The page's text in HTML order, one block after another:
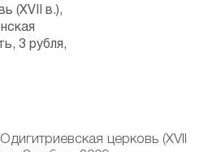
церковь (XVII